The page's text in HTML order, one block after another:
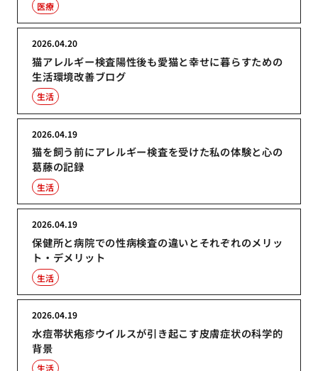
医療
猫アレルギー検査陽性後も愛猫と幸せに暮らすための
生活環境改善ブログ
2026.04.20
生活
猫を飼う前にアレルギー検査を受けた私の体験と心の
葛藤の記録
2026.04.19
生活
保健所と病院での性病検査の違いとそれぞれのメリッ
ト・デメリット
2026.04.19
生活
水痘帯状疱疹ウイルスが引き起こす皮膚症状の科学的
背景
2026.04.19
生活